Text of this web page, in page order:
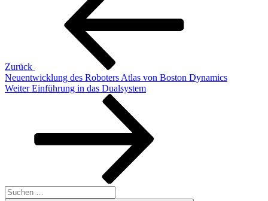
Zurück
Neuentwicklung des Roboters Atlas von Boston Dynamics
Nächster
Weiter Einführung in das Dualsystem
Suchen